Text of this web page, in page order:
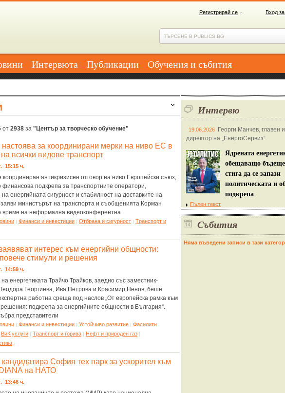
Регистрирай се Вход
Интервюта Публикации Обучения и събития
от 2938 за "Център за творческо обучение"
настоява за координирани мерки на ниво ЕС в
всички видове транспорт
15:15 ч.
координиран антикризисен отговор на ниво Европейски съюз,
финансова подкрепа за транспортните оператори,
енергийната сигурност и стабилност на доставките на
заяви министърът на транспорта и съобщенията Корман
време на неформална видеоконферентна
| Финанси и инвестиции | Отбрана и сигурност | Tранспорт и
интерес към енергийни общности:
стимули и решения
14:59 ч.
енергетиката Трайчо Трайков, заедно със заместник-
Георгиева, Ива Петрова и Красимир Ненов, беше
работна среща под наслов „От европейска рамка към
подкрепа за енергийните общности в България“.
представители
| Финанси и инвестиции | Устойчиво развитие | Фасилити
ВиК услуги | Tранспорт и горива | Нефт и природен газ |
София тех парк за ускорител към
на НАТО
13:46 ч.
Интервю
19.06.2026 Георги Манчев, главен
директор на „ЕнергоСервиз“
Ядрената
обещаващо
стига да се запази
политическата и
подкрепа
Пълен текст
Събития
Няма въведени записи в тази